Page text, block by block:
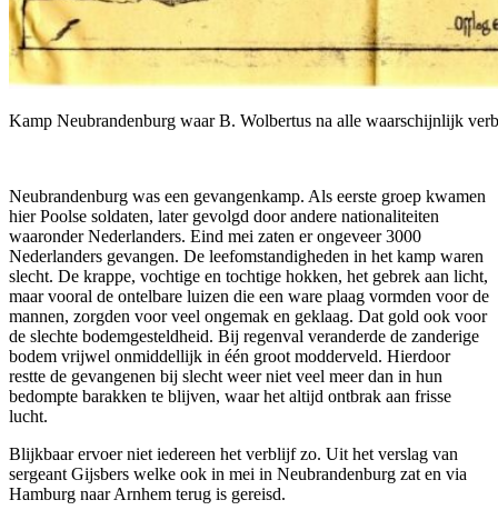
Kamp Neubrandenburg waar B. Wolbertus na alle waarschijnlijk
Neubrandenburg was een gevangenkamp. Als eerste groep kwamen
hier Poolse soldaten, later gevolgd door andere nationaliteiten
waaronder Nederlanders. Eind mei zaten er ongeveer 3000
Nederlanders gevangen. De leefomstandigheden in het kamp waren
slecht. De krappe, vochtige en tochtige hokken, het gebrek aan licht,
maar vooral de ontelbare luizen die een ware plaag vormden voor de
mannen, zorgden voor veel ongemak en geklaag. Dat gold ook voor
de slechte bodemgesteldheid. Bij regenval veranderde de zanderige
bodem vrijwel onmiddellijk in één groot modderveld. Hierdoor
restte de gevangenen bij slecht weer niet veel meer dan in hun
bedompte barakken te blijven, waar het altijd ontbrak aan frisse
lucht.
Blijkbaar ervoer niet iedereen het verblijf zo. Uit het verslag van
sergeant Gijsbers welke ook in mei in Neubrandenburg zat en via
Hamburg naar Arnhem terug is gereisd.